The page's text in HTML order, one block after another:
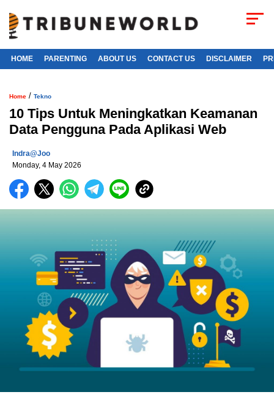
HOME PARENTING ABOUT US CONTACT US DISCLAIMER
Home / Tekno
10 Tips Untuk Meningkatkan Keamanan
Data Pengguna Pada Aplikasi Web
Indra@joo
Monday, 4 May 2026